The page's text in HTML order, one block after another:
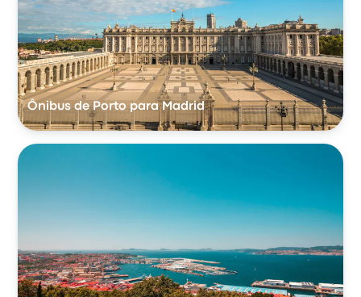
Ônibus de Porto para Madrid